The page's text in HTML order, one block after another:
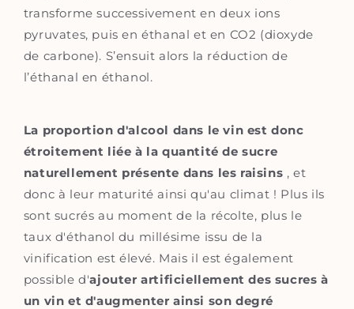
transforme successivement en deux ions
pyruvates, puis en éthanal et en CO2 (dioxyde
de carbone). S’ensuit alors la réduction de
l’éthanal en éthanol.
La proportion d'alcool dans le vin est donc
étroitement liée à la quantité de sucre
naturellement présente dans les raisins , et
donc à leur maturité ainsi qu'au climat ! Plus ils
sont sucrés au moment de la récolte, plus le
taux d'éthanol du millésime issu de la
vinification est élevé. Mais il est également
possible d'ajouter artificiellement des sucres à
un vin et d'augmenter ainsi son degré